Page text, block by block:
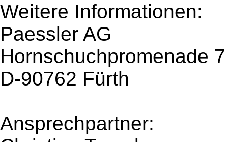
Weitere Informationen:
Paessler AG
Hornschuchpromenade 7
D-90762 Fürth
Ansprechpartner: